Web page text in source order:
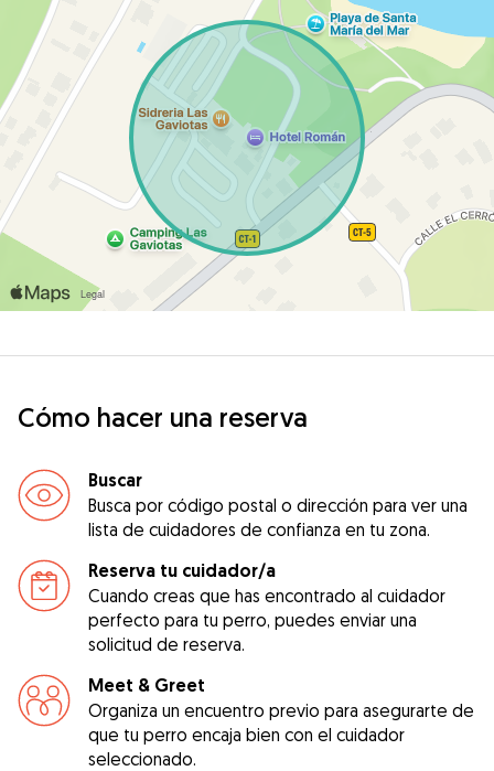
Cómo hacer una reserva
Buscar
Busca por código postal o dirección para ver una
lista de cuidadores de confianza en tu zona.
Reserva tu cuidador/a
Cuando creas que has encontrado al cuidador
perfecto para tu perro, puedes enviar una
solicitud de reserva.
Meet & Greet
Organiza un encuentro previo para asegurarte de
que tu perro encaja bien con el cuidador
seleccionado.